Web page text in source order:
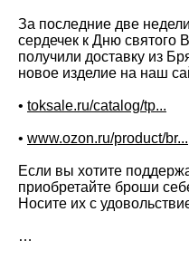
За последние две
сердечек к Дню святого
получили доставку из
новое изделие на наш
• toksale.ru/catalog/tp...
• www.ozon.ru/product/br...
Если вы хотите
приобретайте броши
Носите их с
…